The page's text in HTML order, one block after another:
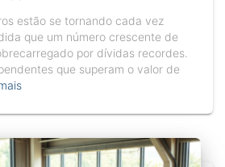
estão se tornando cada vez
que um número crescente de
por dívidas recordes.
que superam o valor de